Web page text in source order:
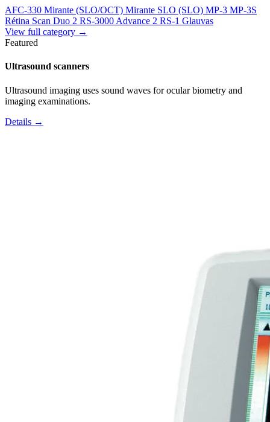
AFC-330 Mirante (SLO/OCT) Mirante SLO (SLO) MP-3 MP-3S
Rétina Scan Duo 2 RS-3000 Advance 2 RS-1 Glauvas
View full category →
Featured
Ultrasound scanners
Ultrasound imaging uses sound waves for ocular biometry and
imaging examinations.
Details →